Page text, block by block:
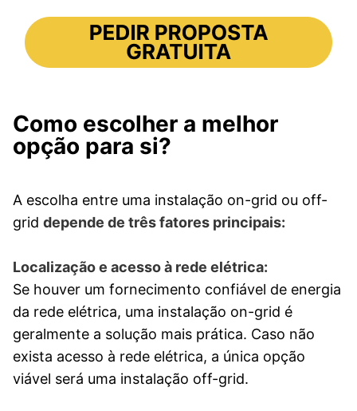
Como escolher a melhor
opção para si?
A escolha entre uma instalação on-grid ou off-
grid depende de três fatores principais:
Localização e acesso à rede elétrica:
Se houver um fornecimento confiável de energia
da rede elétrica, uma instalação on-grid é
geralmente a solução mais prática. Caso não
exista acesso à rede elétrica, a única opção
viável será uma instalação off-grid.